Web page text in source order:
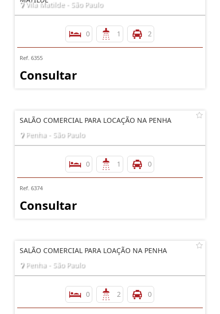
Vila Matilde - São Paulo
0 1 2
Ref. 6355
Consultar
SALÃO COMERCIAL PARA LOCAÇÃO NA PENHA
Penha - São Paulo
0 1 0
Ref. 6374
Consultar
SALÃO COMERCIAL PARA LOAÇÃO NA PENHA
Penha - São Paulo
0 2 0